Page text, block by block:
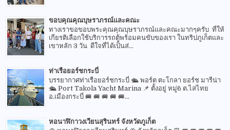
ขอบคุณคุณบุษราภรณ์และคณะ
ทางเราขอขอบพระคุณคุณบุษราภรณ์และคณะมากๆครับ ที่ให้
เกียรติเลือกใช้บริการรถตู้พร้อมคนขับของเรา ในทริปภูเก็ตและ
เขาหลัก 3 วัน ดีใจที่ได้เป็นส่...
ท่าเรือยอร์ชกระบี่
บรรยากาศท่าเรือยอร์ชกระบี่ 🛳 พอร์ต ตะโกลา ยอร์ช มารีน่า
🛳 Port Takola Yacht Marina 📌 ตั้งอยู่ หมู่6 ต.ไสไทย
อ.เมืองกระบี่ 🚐 🚐 🚐 🚐 🚐...
หอนาฬิกาวงเวียนสุรินทร์ จังหวัดภูเก็ต